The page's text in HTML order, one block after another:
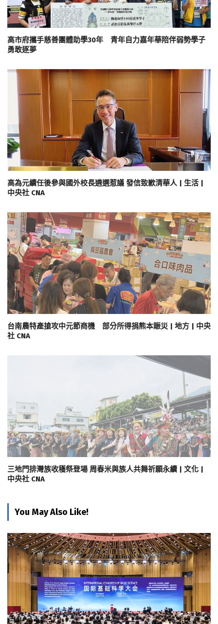
高市府攜手慈善團體助學30年 青年自力嘉年華陪伴弱勢學子
勇敢逐夢
高為元續任後參與國外校長遴選惹議 發信致歉清華人 | 生活 |
中央社 CNA
台南農特產搶攻中元節商機 部分所得捐熊本賑災 | 地方 | 中央
社 CNA
三地門排灣族收穫祭登場 周春米與族人共舞祈願永續 | 文化 |
中央社 CNA
You May Also Like!